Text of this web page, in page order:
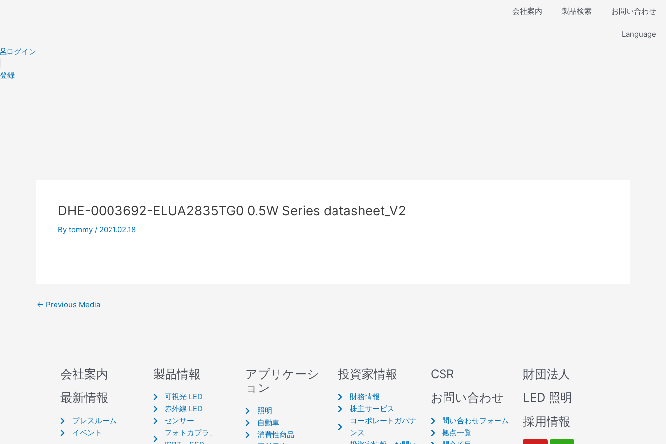
会社案内 製品検索 お問い合わせ
Language
ログイン
登録
DHE-0003692-ELUA2835TG0 0.5W Series datasheet_V2
By tommy / 2021.02.18
← Previous Media
会社案内
最新情報
プレスルーム
イベント
製品情報
可視光 LED
赤外線 LED
センサー
フォトカプラ、
アプリケーシ
ョン
照明
自動車
消費性商品
投資家情報
財務情報
株主サービス
コーポレートガバナ
ンス
CSR
お問い合わせ
問い合わせフォーム
拠点一覧
財団法人
LED 照明
採用情報